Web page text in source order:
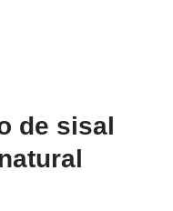
de sisal